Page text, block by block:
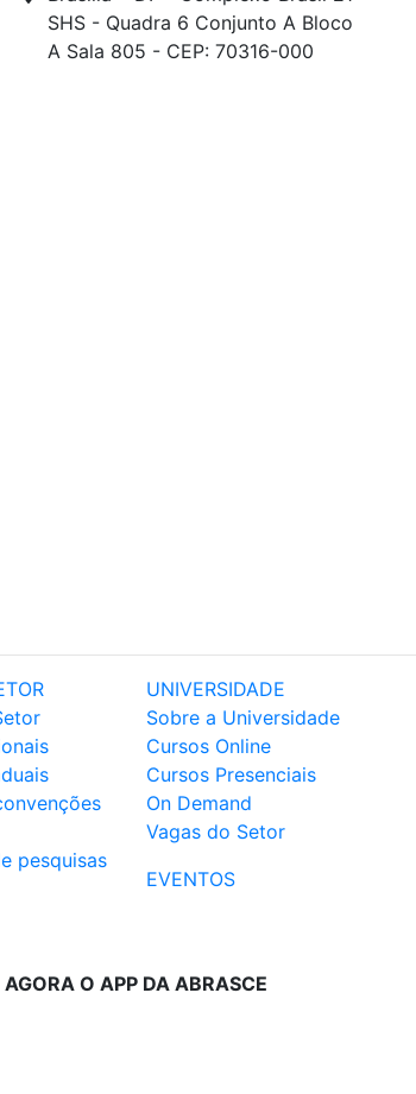
SHS - Quadra 6 Conjunto A Bloco
A Sala 805 - CEP: 70316-000
pesquisas
UNIVERSIDADE
Sobre a Universidade
Cursos Online
Cursos Presenciais
On Demand
Vagas do Setor
EVENTOS
AGORA O APP DA ABRASCE